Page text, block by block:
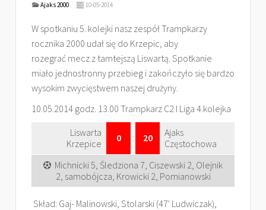
Ajaks 2000 10-05-2014
W spotkaniu 5. kolejki nasz zespół Trampkarzy
rocznika 2000 udał się do Krzepic, aby
rozegrać mecz z tamtejszą Liswartą. Spotkanie
miało jednostronny przebieg i zakończyło się bardzo
wysokim zwycięstwem naszej drużyny.
10.05.2014 godz. 13.00 Trampkarz C2 I Liga 4.kolejka
Liswarta
Krzepice
0 : 20
Ajaks
Częstochowa
Michnicki 5, Śledziona 7, Ciszewski 2, Olejnik
2, samobójcza, Krowicki 2, Pomianowski
Skład: Gaj- Malinowski, Stolarski (47' Ludwiczak),